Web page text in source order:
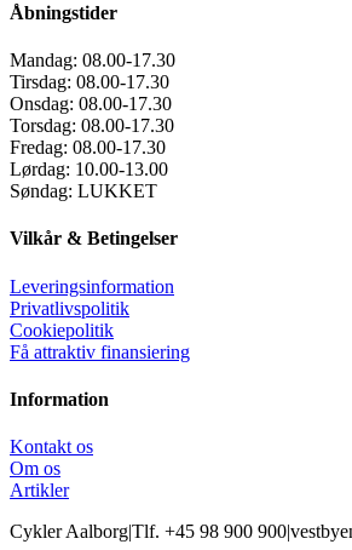
Åbningstider
Mandag: 08.00-17.30
Tirsdag: 08.00-17.30
Onsdag: 08.00-17.30
Torsdag: 08.00-17.30
Fredag: 08.00-17.30
Lørdag: 10.00-13.00
Søndag: LUKKET
Vilkår & Betingelser
Leveringsinformation
Privatlivspolitik
Cookiepolitik
Få attraktiv finansiering
Information
Kontakt os
Om os
Artikler
Cykler Aalborg|Tlf. +45 98 900 900|